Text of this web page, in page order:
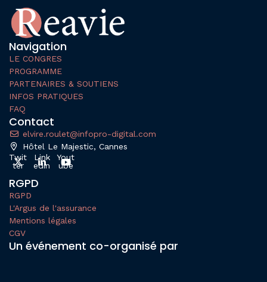
Navigation
LE CONGRES
PROGRAMME
PARTENAIRES & SOUTIENS
INFOS PRATIQUES
FAQ
Contact
elvire.roulet@infopro-digital.com
Hôtel Le Majestic, Cannes
Twit
ter
Link
edin
Yout
ube
RGPD
RGPD
L'Argus de l'assurance
Mentions légales
CGV
Un événement co-organisé par